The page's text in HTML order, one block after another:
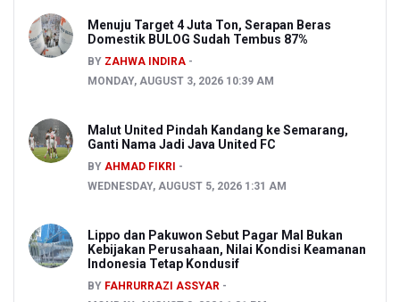
Menuju Target 4 Juta Ton, Serapan Beras
Domestik BULOG Sudah Tembus 87%
BY ZAHWA INDIRA
MONDAY, AUGUST 3, 2026 10:39 AM
Malut United Pindah Kandang ke Semarang,
Ganti Nama Jadi Java United FC
BY AHMAD FIKRI
WEDNESDAY, AUGUST 5, 2026 1:31 AM
Lippo dan Pakuwon Sebut Pagar Mal Bukan
Kebijakan Perusahaan, Nilai Kondisi Keamanan
Indonesia Tetap Kondusif
BY FAHRURRAZI ASSYAR